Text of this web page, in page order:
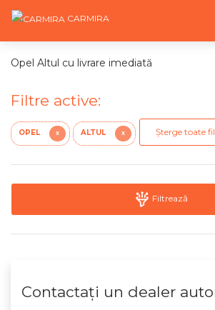
CARMIRA
Opel Altul cu livrare imediată
Filtre active:
OPEL X ALTUL X Șterge toate
Filtrează
Contactaţi un dealer